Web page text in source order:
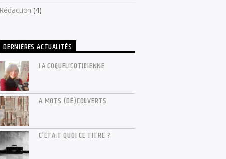
Rédaction (4)
DERNIÈRES ACTUALITÉS
LA COQUELICOTIDIENNE
A MOTS (DÉ)COUVERTS
C’ÉTAIT QUOI CE TITRE ?